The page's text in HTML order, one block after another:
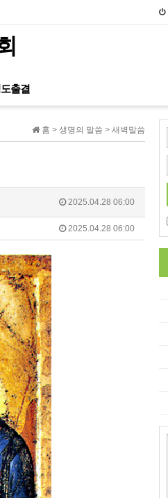
출결
홈 > 생명의 말씀 > 새벽말씀
2025.04.28 06:00
2025.04.28 06:00